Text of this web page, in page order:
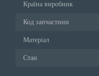
Країна виробник
Код запчастини
Матеріал
Стан